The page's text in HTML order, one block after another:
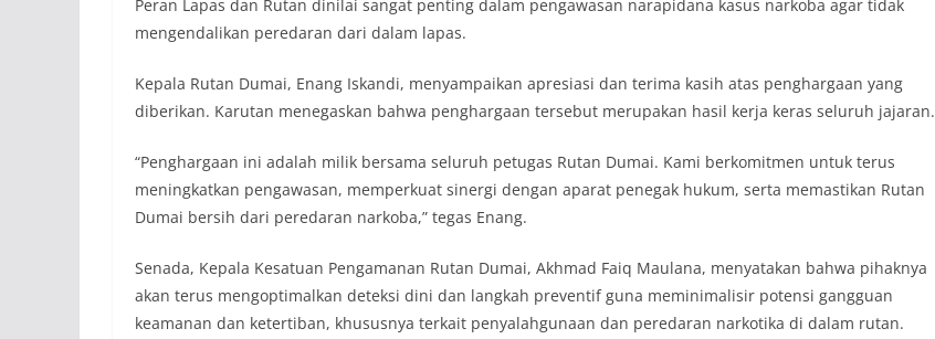
Peran Lapas dan Rutan dinilai sangat penting dalam pengawasan narapidana kasus narkoba agar tidak
mengendalikan peredaran dari dalam lapas.
Kepala Rutan Dumai, Enang Iskandi, menyampaikan apresiasi dan terima kasih atas penghargaan yang
diberikan. Karutan menegaskan bahwa penghargaan tersebut merupakan hasil kerja keras seluruh jajaran.
“Penghargaan ini adalah milik bersama seluruh petugas Rutan Dumai. Kami berkomitmen untuk terus
meningkatkan pengawasan, memperkuat sinergi dengan aparat penegak hukum, serta memastikan Rutan
Dumai bersih dari peredaran narkoba,” tegas Enang.
Senada, Kepala Kesatuan Pengamanan Rutan Dumai, Akhmad Faiq Maulana, menyatakan bahwa pihaknya
akan terus mengoptimalkan deteksi dini dan langkah preventif guna meminimalisir potensi gangguan
keamanan dan ketertiban, khususnya terkait penyalahgunaan dan peredaran narkotika di dalam rutan.